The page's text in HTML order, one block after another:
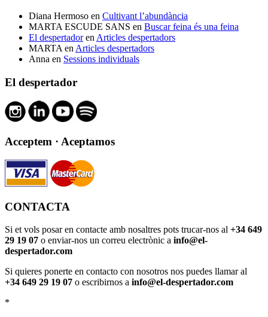
Diana Hermoso en Cultivant l’abundància
MARTA ESCUDE SANS en Buscar feina és una feina
El despertadoren Articles despertadors
MARTA en Articles despertadors
Anna en Sessions individuals
El despertador
Acceptem · Aceptamos
CONTACTA
Si et vols posar en contacte amb nosaltres pots trucar-nos al +34 649
29 19 07 o enviar-nos un correu electrònic a info@el-
despertador.com
Si quieres ponerte en contacto con nosotros nos puedes llamar al
+34 649 29 19 07 o escribirnos a info@el-despertador.com
*